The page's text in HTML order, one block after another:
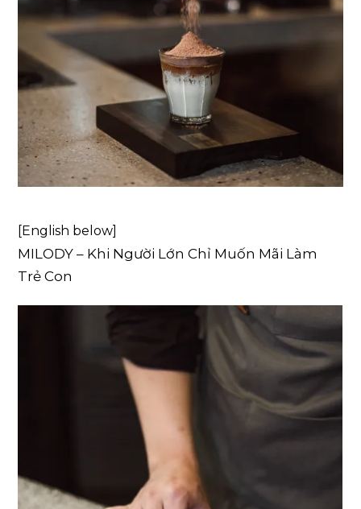
[English below]
MILODY – Khi Người Lớn Chỉ Muốn Mãi Làm
Trẻ Con